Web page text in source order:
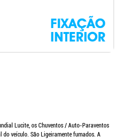
Lucite, os Chuventos / Auto-Paraventos
do veículo. São Ligeiramente fumados. A